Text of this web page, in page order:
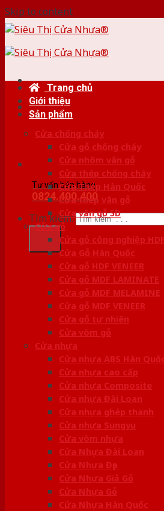
Skip to content
Tư vấn bán hàng
0824.400.400
Tìm kiếm:
Trang chủ
Giới thiệu
Sản phẩm
Cửa chống cháy
Cửa gỗ chống cháy
Cửa nhôm vân gỗ
Cửa thép chống cháy
Cửa Thép Hàn Quốc
Cửa thép vân gỗ
Cửa vân gỗ 5D
Cửa gỗ
Cửa gỗ công nghiệp HDF
Cửa Gỗ Hàn Quốc
Cửa gỗ HDF VENEER
Cửa gỗ MDF LAMINATE
Cửa gỗ MDF MELAMINE
Cửa gỗ MDF VENEER
Cửa gỗ tự nhiên
Cửa vòm gỗ
Cửa nhựa
Cửa nhựa ABS Hàn
Cửa nhựa cao cấp
Cửa nhựa Composite
Cửa nhựa Đài Loan
Cửa nhựa ghép thanh
Cửa nhựa Sungyu
Cửa vòm nhựa
Cửa Nhựa Đài Loan
Cửa Nhựa Đẹp
Cửa Nhựa Giả Gỗ
Cửa Nhựa Gỗ
Cửa Nhựa Hàn Quốc